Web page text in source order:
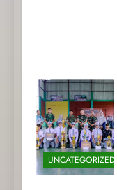
UNCATEGORIZED